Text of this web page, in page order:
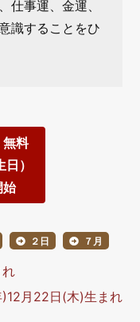
仕事運、金運、
識することをひ
無料
）
始
２日 ７月
月22日(木)生まれ